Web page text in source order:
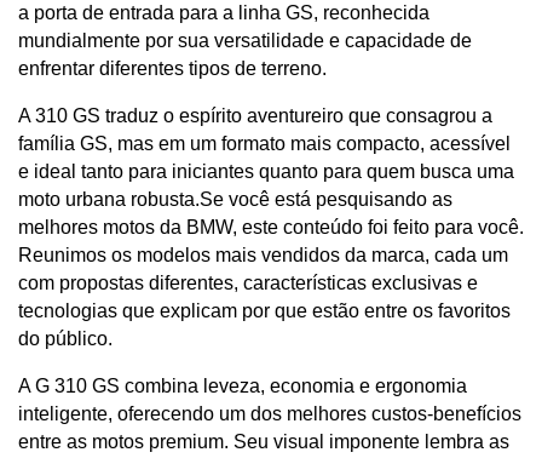
a porta de entrada para a linha GS, reconhecida
mundialmente por sua versatilidade e capacidade de
enfrentar diferentes tipos de terreno.
A 310 GS traduz o espírito aventureiro que consagrou a
família GS, mas em um formato mais compacto, acessível
e ideal tanto para iniciantes quanto para quem busca uma
moto urbana robusta.Se você está pesquisando as
melhores motos da BMW, este conteúdo foi feito para você.
Reunimos os modelos mais vendidos da marca, cada um
com propostas diferentes, características exclusivas e
tecnologias que explicam por que estão entre os favoritos
do público.
A G 310 GS combina leveza, economia e ergonomia
inteligente, oferecendo um dos melhores custos-benefícios
entre as motos premium. Seu visual imponente lembra as